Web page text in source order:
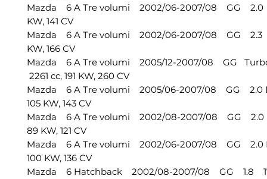
Mazda 6 A Tre volumi 2002/06-2007/08 GG 2.0
KW, 141 CV
Mazda 6 A Tre volumi 2002/06-2007/08 GG 2.3
KW, 166 CV
Mazda 6 A Tre volumi 2005/12-2007/08 GG
2261 cc, 191 KW, 260 CV
Mazda 6 A Tre volumi 2005/06-2007/08 GG 2.0
105 KW, 143 CV
Mazda 6 A Tre volumi 2002/08-2007/08 GG 2.0
89 KW, 121 CV
Mazda 6 A Tre volumi 2002/06-2007/08 GG 2.0
100 KW, 136 CV
Mazda 6 Hatchback 2002/08-2007/08 GG 1.8